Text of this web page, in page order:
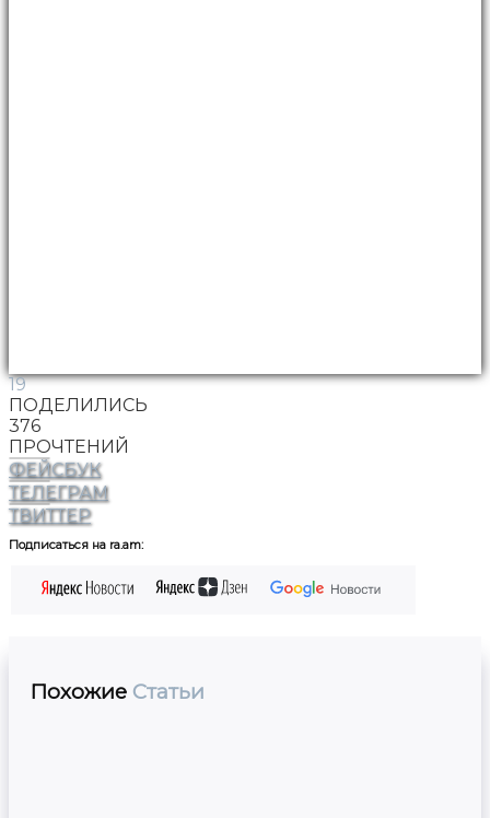
19
ПОДЕЛИЛИСЬ
376
ПРОЧТЕНИЙ
ФЕЙСБУК
ТЕЛЕГРАМ
ТВИТТЕР
Подписаться на ra.am:
Похожие Статьи